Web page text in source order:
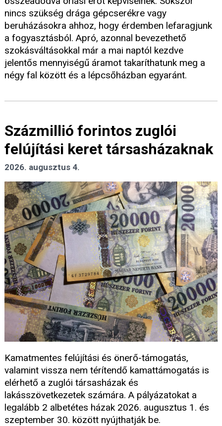
nincs szükség drága gépcserékre vagy
beruházásokra ahhoz, hogy érdemben lefaragjunk
a fogyasztásból. Apró, azonnal bevezethető
szokásváltásokkal már a mai naptól kezdve
jelentős mennyiségű áramot takaríthatunk meg a
négy fal között és a lépcsőházban egyaránt.
Százmillió forintos zuglói
felújítási keret társasházaknak
2026. augusztus 4.
Kamatmentes felújítási és önerő-támogatás,
valamint vissza nem térítendő kamattámogatás is
elérhető a zuglói társasházak és
lakásszövetkezetek számára. A pályázatokat a
legalább 2 albetétes házak 2026. augusztus 1. és
szeptember 30. között nyújthatják be.